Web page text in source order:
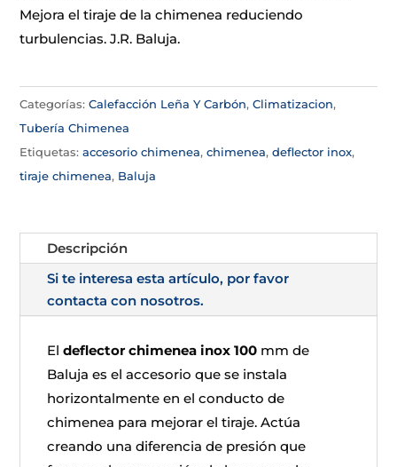
Mejora el tiraje de la chimenea reduciendo
turbulencias. J.R. Baluja.
Categorías:Calefacción Leña Y Carbón,Climatizacion,
Tubería Chimenea
Etiquetas:accesorio chimenea,chimenea,deflector inox,
tiraje chimenea, Baluja
Descripción
Si te interesa esta artículo, por favor
contacta con nosotros.
Eldeflector chimenea inox 100 mm de
Baluja es el accesorio que se instala
horizontalmente en el conducto de
chimenea para mejorar el tiraje. Actúa
creando una diferencia de presión que